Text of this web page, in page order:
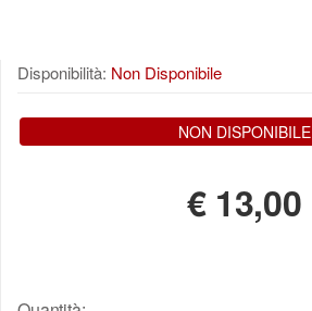
Disponibilità: Non Disponibile
NON DISPONIBILE
€ 13,00